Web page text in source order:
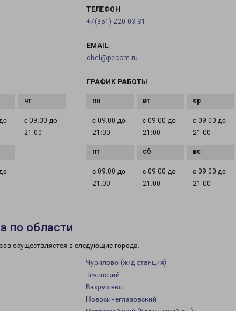
с 09:00 до
21:00
ТЕЛЕФОН
+7(351) 220-03-31
EMAIL
chel@pecom.ru
ГРАФИК РАБОТЫ
с 09:00 до
21:00
с 09:00 до
21:00
с 09:00 до
21:00
с 09:00 до
21:00
с 09:00 до
21:00
с 09:00 до
21:00
по области
осуществляется в следующие города:
Чурилово (ж/д станция)
Теченский
Вахрушево
Новосинеглазовский